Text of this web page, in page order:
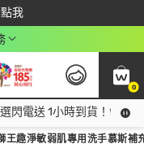
我
0
閃電送 1小時到貨！領神
王趣淨敏弱肌專用洗手慕斯